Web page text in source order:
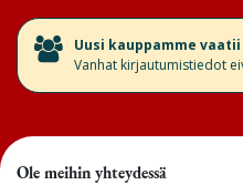
​Uusi kauppamme
Vanhat kirjautumistiedot
Ole meihin yhteydessä